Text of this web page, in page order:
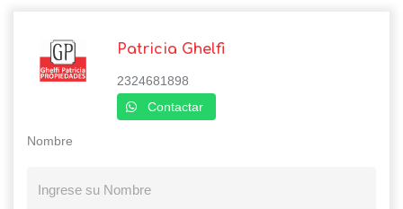
Patricia Ghelfi
2324681898
Contactar
Nombre